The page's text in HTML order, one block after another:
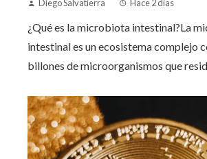
Diego Salvatierra Hace 2 días
¿Qué es la microbiota intestinal?La
intestinal es un ecosistema complejo
billones de microorganismos que